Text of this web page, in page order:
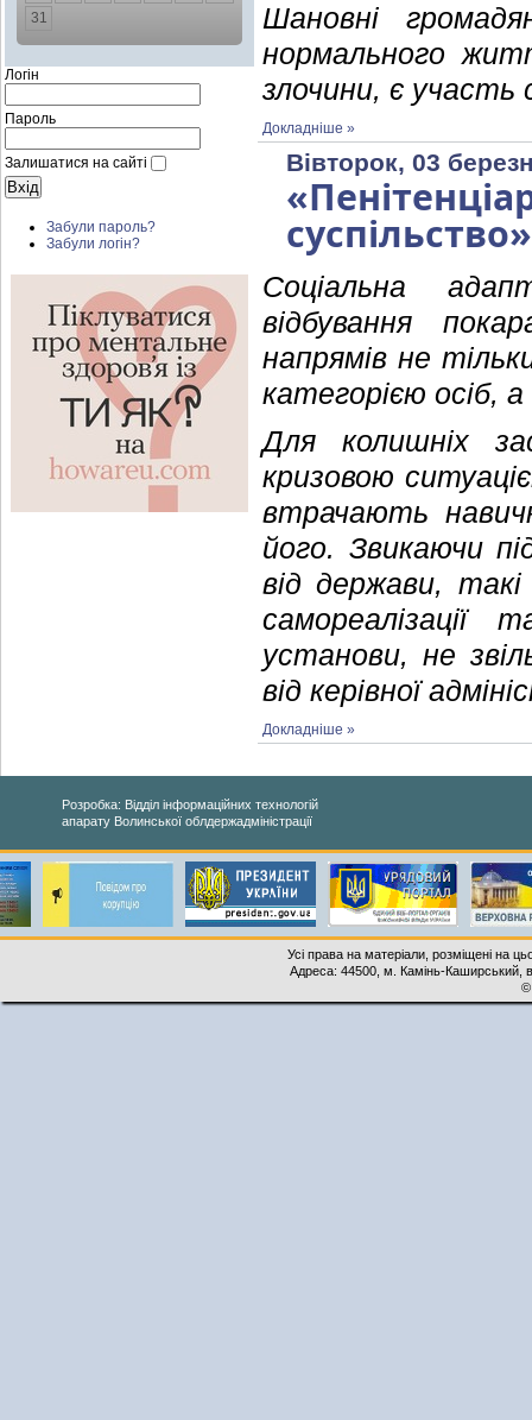
31
Логін
Пароль
Залишатися на сайті
Забули пароль?
Забули логін?
Шановні
нормального
злочини, є участь
Докладніше »
Вівторок, 03
суспільство»
Соціальна
відбування
напрямів не
категорією осіб,
Для колишніх
кризовою
втрачають
його. Звикаючи
від держави,
установи, не
від керівної
Докладніше »
Розробка: Відділ інформаційних технологій
апарату Волинської облдержадміністрації
Усі права на матеріали, розміщені на
Адреса: 44500, м. Камінь-Каширський,
©